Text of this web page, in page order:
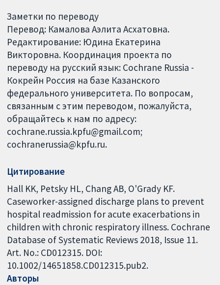
Заметки по переводу
Перевод: Камалова Аэлита Асхатовна.
Редактирование: Юдина Екатерина
Викторовна. Координация проекта по
переводу на русский язык: Cochrane Russia -
Кокрейн Россия на базе Казанского
федерального университета. По вопросам,
связанным с этим переводом, пожалуйста,
обращайтесь к нам по адресу:
cochrane.russia.kpfu@gmail.com;
cochranerussia@kpfu.ru.
Цитирование
Hall KK, Petsky HL, Chang AB, O'Grady KF.
Caseworker-assigned discharge plans to prevent
hospital readmission for acute exacerbations in
children with chronic respiratory illness. Cochrane
Database of Systematic Reviews 2018, Issue 11.
Art. No.: CD012315. DOI:
10.1002/14651858.CD012315.pub2.
Авторы